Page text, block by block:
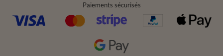
Paiements sécurisés